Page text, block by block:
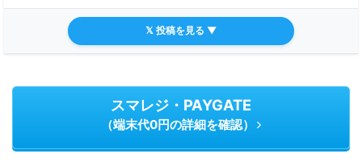
𝕏 投稿を見る ▼
スマレジ・PAYGATE
（端末代0円の詳細を確認）